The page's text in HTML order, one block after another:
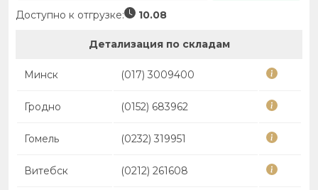
Доступно к отгрузке: 10.08
Детализация по складам
Минск (017) 3009400
Гродно (0152) 683962
Гомель (0232) 319951
Витебск (0212) 261608